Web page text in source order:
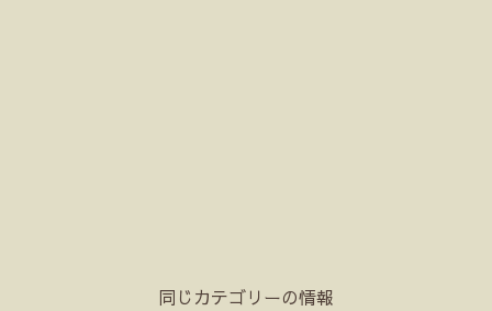
同じカテゴリーの情報